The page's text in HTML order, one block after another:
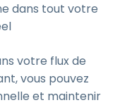
dans tout votre
votre flux de
vous pouvez
et maintenir